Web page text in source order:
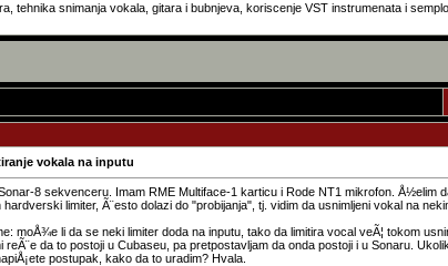
tehnika snimanja vokala, gitara i bubnjeva, koriscenje VST instrumenata i
vokala na inputu
8 sekvenceru. Imam RME Multiface-1 karticu i Rode NT1 mikrofon. Å½elim
hardverski limiter, Ã¨esto dolazi do "probijanja", tj. vidim da usnimljeni vokal na
moÅ¾e li da se neki limiter doda na inputu, tako da limitira vocal veÃ¦ tokom
reÃ¨e da to postoji u Cubaseu, pa pretpostavljam da onda postoji i u Sonaru.
postupak, kako da to uradim? Hvala.